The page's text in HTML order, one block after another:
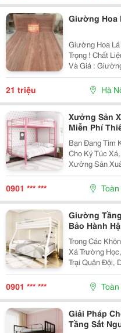
Giường Hoa
Giường Hoa
Trọng ! Chất
Và Giá :
X 2M =
Bán Đã Bao
21 triệu Hà
Xưởng Sản
Miễn Phí
Bạn Đang Tìm
Cho Ký Túc
Xưởng Sản
Tôi Tự Hào Là
Các Mẫu
0901 *** ***
Giường
Bảo Hành
Trong Các
Xá Trường
Trại Quân Đội,
Đặt Các Mẫu
Vấn Đề Về Độ
0901 *** ***
Giải Pháp
Tầng Sắt